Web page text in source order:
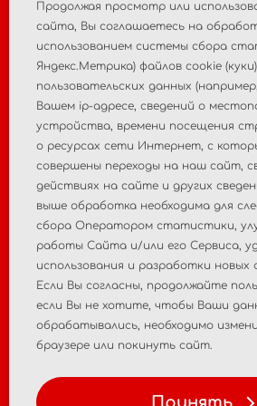
+7 495 988 47 44
Главная О
Регистрация МИ
Аналитические
исследования рынка
Политика
конфиденциальности
данных
Условия использования
Продолжая просмотр или
cайта, Вы соглашаетесь на
использованием системы сбора
Яндекс.Метрика) файлов cookie
пользовательских данных
Вашем ip-адресе, сведений о
устройства, времени посещения
о ресурсах сети Интернет, с
совершены переходы на наш сайт,
действиях на сайте и других
выше обработка необходима для
сбора Оператором статистики,
работы Сайта и/или его Сервиса,
использования и разработки новых
Если Вы согласны, продолжайте
если Вы не хотите, чтобы Ваши
обрабатывались, необходимо
браузере или покинуть сайт.
Принять